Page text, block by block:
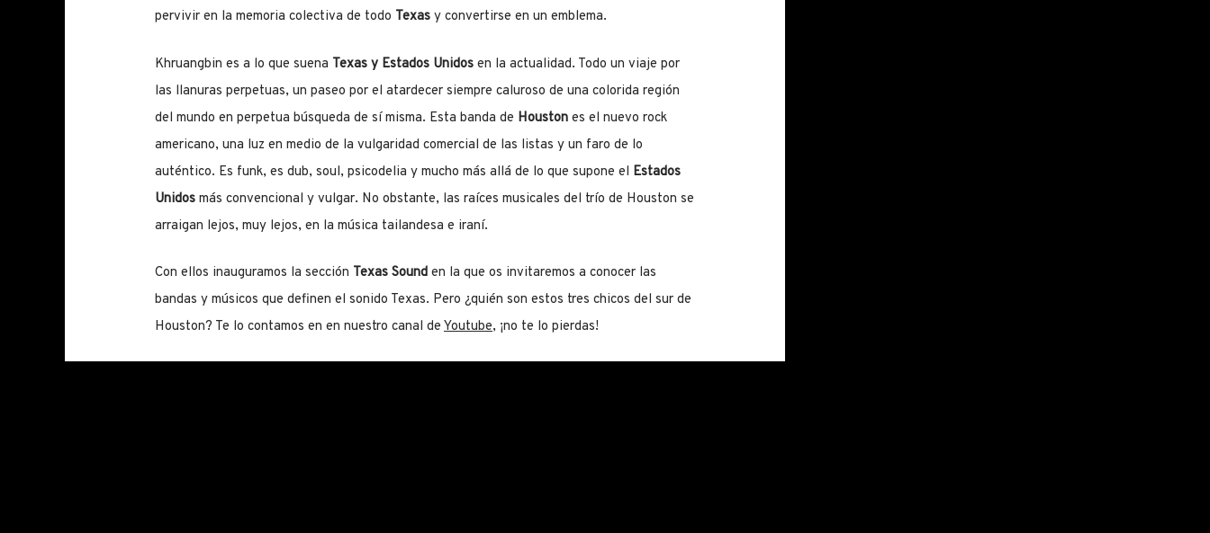
pervivir en la memoria colectiva de todo Texas y convertirse en un emblema.
Khruangbin es a lo que suena Texas y Estados Unidos en la actualidad. Todo un viaje por
las llanuras perpetuas, un paseo por el atardecer siempre caluroso de una colorida región
del mundo en perpetua búsqueda de sí misma. Esta banda de Houston es el nuevo rock
americano, una luz en medio de la vulgaridad comercial de las listas y un faro de lo
auténtico. Es funk, es dub, soul, psicodelia y mucho más allá de lo que supone el Estados
Unidos más convencional y vulgar. No obstante, las raíces musicales del trío de Houston se
arraigan lejos, muy lejos, en la música tailandesa e iraní.
Con ellos inauguramos la sección Texas Sound en la que os invitaremos a conocer las
bandas y músicos que definen el sonido Texas. Pero ¿quién son estos tres chicos del sur de
Houston? Te lo contamos en en nuestro canal de Youtube, ¡no te lo pierdas!